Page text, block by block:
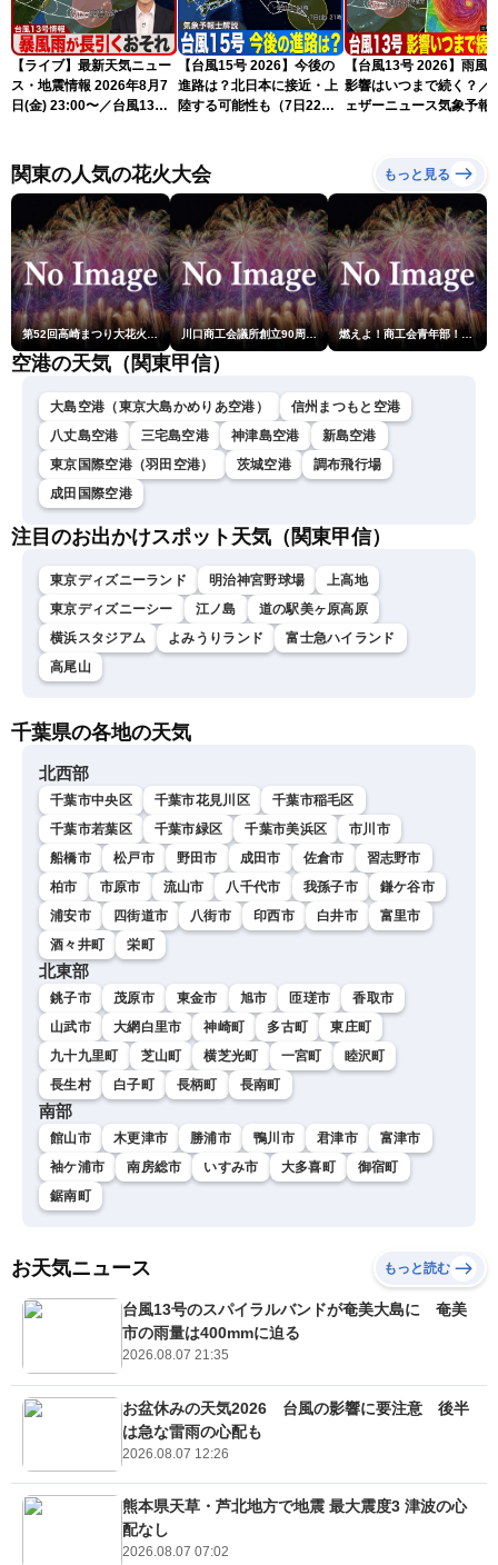
【ライブ】最新天気ニュー
ス・地震情報 2026年8月7
日(金) 23:00〜／台風13号
【台風15号 2026】今後の
進路は？北日本に接近・上
陸する可能性も（7日22時
【台風13号 2026】雨風
影響はいつまで続く？／
ェザーニュース気象予報
関東の人気の花火大会 もっと見る
第52回高崎まつり大花火大会 川口商工会議所創立90周年・青年部40周年・女性会30周年記念 第6回川口花火大会 燃えよ！商工会青年部！！第23回こうのす花火大会
空港の天気（関東甲信）
大島空港（東京大島かめりあ空港）
信州まつもと空港
八丈島空港
三宅島空港 神津島空港
新島空港
東京国際空港（羽田空港）
茨城空港
調布飛行場
成田国際空港
注目のお出かけスポット天気（関東甲信）
東京ディズニーランド 明治神宮野球場
上高地
東京ディズニーシー
江ノ島
道の駅美ヶ原高原
横浜スタジアム
よみうりランド
富士急ハイランド
高尾山
千葉県の各地の天気
北西部
千葉市中央区 千葉市花見川区
千葉市稲毛区
千葉市若葉区
千葉市緑区 千葉市美浜区
市川市
船橋市
松戸市 野田市 成田市 佐倉市
習志野市
柏市
市原市 流山市 八千代市 我孫子市
鎌ケ谷市
浦安市
四街道市 八街市 印西市 白井市
富里市
酒々井町
栄町
北東部
銚子市 茂原市 東金市 旭市 匝瑳市
香取市
山武市
大網白里市 神崎町 多古町
東庄町
九十九里町
芝山町 横芝光町 一宮町
睦沢町
長生村
白子町 長柄町 長南町
南部
館山市 木更津市 勝浦市 鴨川市 君津市
富津市
袖ケ浦市
南房総市 いすみ市 大多喜町
御宿町
鋸南町
お天気ニュース もっと読む
台風13号のスパイラルバンドが奄美大島に 奄美
市の雨量は400mmに迫る
2026.08.07 21:35
お盆休みの天気2026 台風の影響に要注意 後半
は急な雷雨の心配も
2026.08.07 12:26
熊本県天草・芦北地方で地震 最大震度3 津波の心
配なし
2026.08.07 07:02